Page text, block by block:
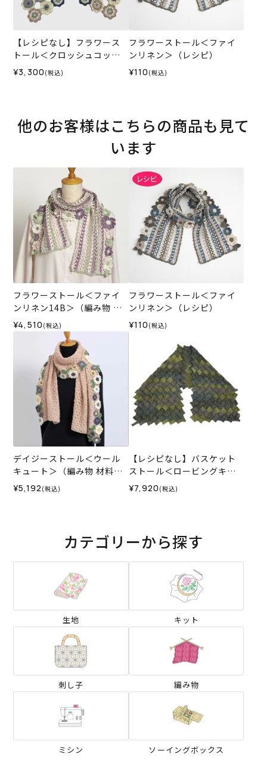
【レシピなし】フラワース
トール＜クロッシュコット
ン01B＞（編み物 材料セッ
ト）
¥3,300 (税込)
フラワーストール＜ファイ
ンリネン＞（レシピ）
¥110 (税込)
他のお客様はこちらの商品も見て
います
フラワーストール＜ファイ
ンリネン14B＞（編み物 材
料セット）
¥4,510 (税込)
フラワーストール＜ファイ
ンリネン＞（レシピ）
¥110 (税込)
デイジーストール＜ウール
キュート＞（編み物 材料セ
ット）
¥5,192 (税込)
【レシピなし】バスケット
ストール＜ロービングキッ
ス60G＞（編み物 材料セッ
ト）
¥7,920 (税込)
カテゴリーから探す
生地 キット
刺し子 編み物
ミシン ソーイングボックス